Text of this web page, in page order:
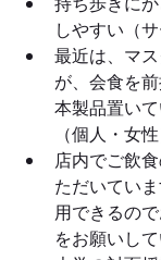
しやすい（サ
最近は、マ
が、会食を前
本製品置い
（個人・女性
店内でご飲
ただいてい
用できるの
をお願いし